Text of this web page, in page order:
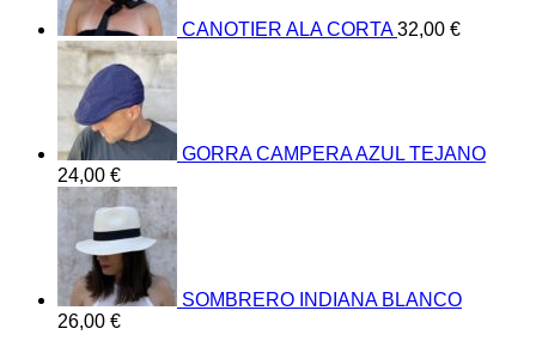
CANOTIER ALA CORTA 32,00 €
GORRA CAMPERA AZUL TEJANO
24,00 €
SOMBRERO INDIANA BLANCO
26,00 €